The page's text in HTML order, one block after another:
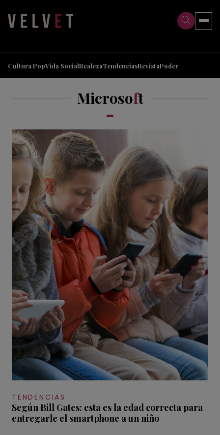
Cultura PopVida SocialRealezaTendenciasRevistaPoder
Microsoft
TENDENCIAS
Según Bill Gates: esta es la edad correcta para
entregarle el smartphone a un niño